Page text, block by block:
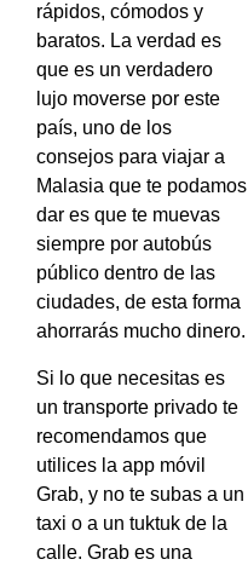
rápidos, cómodos y
baratos. La verdad es
que es un verdadero
lujo moverse por este
país, uno de los
consejos para viajar a
Malasia que te podamos
dar es que te muevas
siempre por autobús
público dentro de las
ciudades, de esta forma
ahorrarás mucho dinero.
Si lo que necesitas es
un transporte privado te
recomendamos que
utilices la app móvil
Grab, y no te subas a un
taxi o a un tuktuk de la
calle. Grab es una